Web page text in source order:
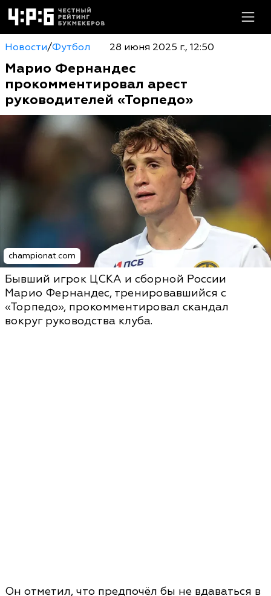
Новости/Футбол 28 июня 2025 г., 12:50
Марио Фернандес
прокомментировал арест
руководителей «Торпедо»
championat.com
Бывший игрок ЦСКА и сборной России
Марио Фернандес, тренировавшийся с
«Торпедо», прокомментировал скандал
вокруг руководства клуба.
Он отметил, что предпочёл бы не вдаваться в